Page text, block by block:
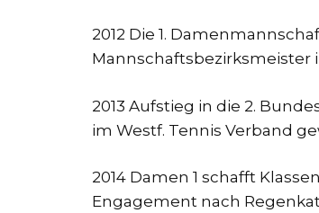
2012 Die 1.
2013 Aufstieg in die 2.
im Westf. Tennis Verband
2014 Damen 1 schafft
Engagement nach